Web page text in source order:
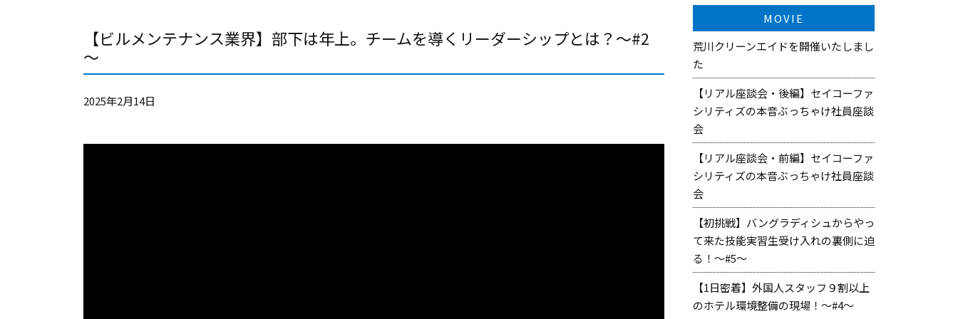
【ビルメンテナンス業界】部下は年上。チームを導くリーダーシップとは？～#2
～
2025年2月14日
MOVIE
荒川クリーンエイドを開催いたしまし
た
【リアル座談会・後編】セイコーファ
シリティズの本音ぶっちゃけ社員座談
会
【リアル座談会・前編】セイコーファ
シリティズの本音ぶっちゃけ社員座談
会
【初挑戦】バングラディシュからやっ
て来た技能実習生受け入れの裏側に迫
る！～#5～
【1日密着】外国人スタッフ９割以上
のホテル環境整備の現場！～#4～